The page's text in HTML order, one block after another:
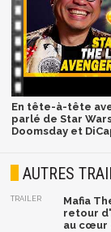
En tête-à-tête
parlé de Star
Doomsday et
AUTRES
TRAILER
Mafia
retour
au cœur